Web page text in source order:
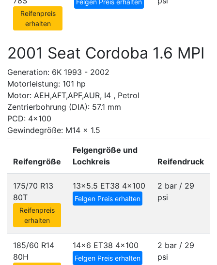
Reifenpreis
erhalten
Felgen Preis erhalten
2001 Seat Cordoba 1.6 MPI
Generation: 6K 1993 - 2002
Motorleistung: 101 hp
Motor: AEH,AFT,APF,AUR, I4 , Petrol
Zentrierbohrung (DIA): 57.1 mm
PCD: 4x100
Gewindegröße: M14 x 1.5
Reifengröße
Felgengröße und
Lochkreis
Reifendruck
175/70 R13
80T
Reifenpreis
erhalten
13x5.5 ET38 4x100
Felgen Preis erhalten
2 bar / 29
psi
185/60 R14
80H
14x6 ET38 4x100
Felgen Preis erhalten
2 bar / 29
psi